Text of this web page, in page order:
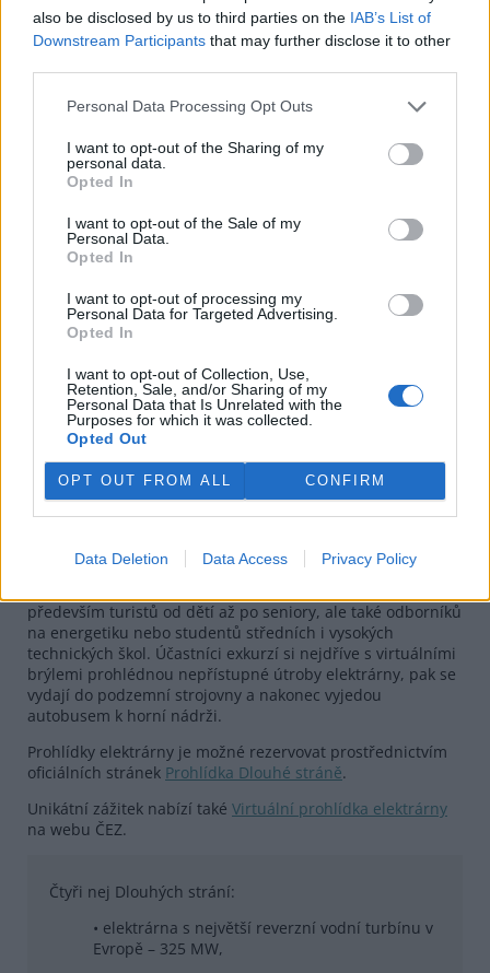
also be disclosed by us to third parties on the IAB’s List of
Downstream Participants that may further disclose it to other
Personal Data Processing Opt Outs
I want to opt-out of the Sharing of my
personal data.
Opted In
I want to opt-out of the Sale of my
Personal Data.
Opted In
I want to opt-out of processing my
Personal Data for Targeted Advertising.
Opted In
I want to opt-out of Collection, Use,
Retention, Sale, and/or Sharing of my
Personal Data that Is Unrelated with the
Purposes for which it was collected.
Opted Out
OPT OUT FROM ALL CONFIRM
Data Deletion Data Access Privacy Policy
ČEZ do elektrárny pravidelně investuje, například v letech
2024–2025 přesáhly investice do modernizace a oprav 800
milionů korun. „Dlouhodobě považujeme Dlouhé stráně za
Potvrzuje se, že pravidelná údržba a systematická
vliv a že naše úsilí má smysl,“ říká mluvčí ČEZ Vladislav
Sobol.
Výstavba elektrárny Zdroj |Skupina ČEZ
Areál elektrárny ročně navštíví zhruba 100 000 lidí,
především turistů od dětí až po seniory, ale také odborníků
na energetiku nebo studentů středních i vysokých
technických škol. Účastníci exkurzí si nejdříve s virtuálními
brýlemi prohlédnou nepřístupné útroby elektrárny, pak se
vydají do podzemní strojovny a nakonec vyjedou
autobusem k horní nádrži.
Prohlídky elektrárny je možné rezervovat prostřednictvím
oficiálních stránek Prohlídka Dlouhé stráně.
Unikátní zážitek nabízí také Virtuální prohlídka elektrárny
na webu ČEZ.
Čtyři nej Dlouhých strání:
• elektrárna s největší reverzní vodní turbínu v
Evropě – 325 MW,